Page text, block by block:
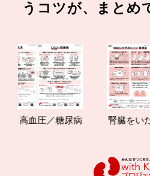
うコツが、まとめ
圧／糖尿病
腎臓をいたわる